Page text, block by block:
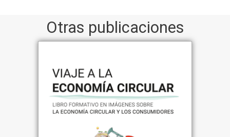
Otras publicaciones